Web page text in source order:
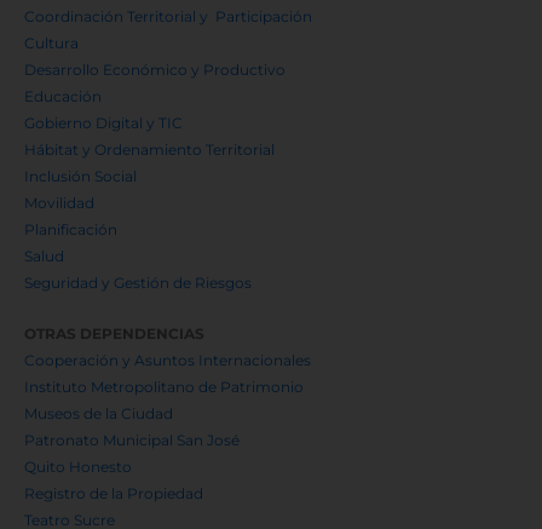
Coordinación Territorial y Participación
Cultura
Desarrollo Económico y Productivo
Educación
Gobierno Digital y TIC
Hábitat y Ordenamiento Territorial
Inclusión Social
Movilidad
Planificación
Salud
Seguridad y Gestión de Riesgos
OTRAS DEPENDENCIAS
Cooperación y Asuntos Internacionales
Instituto Metropolitano de Patrimonio
Museos de la Ciudad
Patronato Municipal San José
Quito Honesto
Registro de la Propiedad
Teatro Sucre